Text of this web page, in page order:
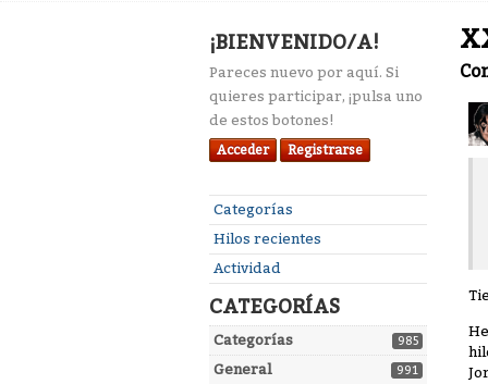
¡BIENVENIDO/A!
Pareces nuevo por aquí. Si
quieres participar, ¡pulsa uno
de estos botones!
Acceder Registrarse
Enlaces
rápidos
Categorías
Hilos recientes
Actividad
CATEGORÍAS
985
Categorías
991
General